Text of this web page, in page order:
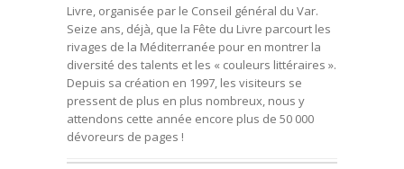
Livre, organisée par le Conseil général du Var.
Seize ans, déjà, que la Fête du Livre parcourt les
rivages de la Méditerranée pour en montrer la
diversité des talents et les « couleurs littéraires ».
Depuis sa création en 1997, les visiteurs se
pressent de plus en plus nombreux, nous y
attendons cette année encore plus de 50 000
dévoreurs de pages !